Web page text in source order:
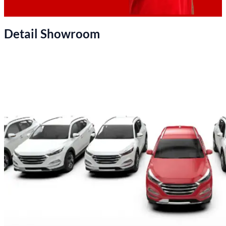
Detail Showroom